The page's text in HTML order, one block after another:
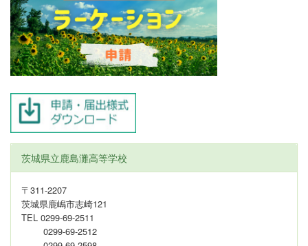
茨城県立鹿島灘高等学校
〒311-2207
茨城県鹿嶋市志崎121
TEL 0299-69-2511
0299-69-2512